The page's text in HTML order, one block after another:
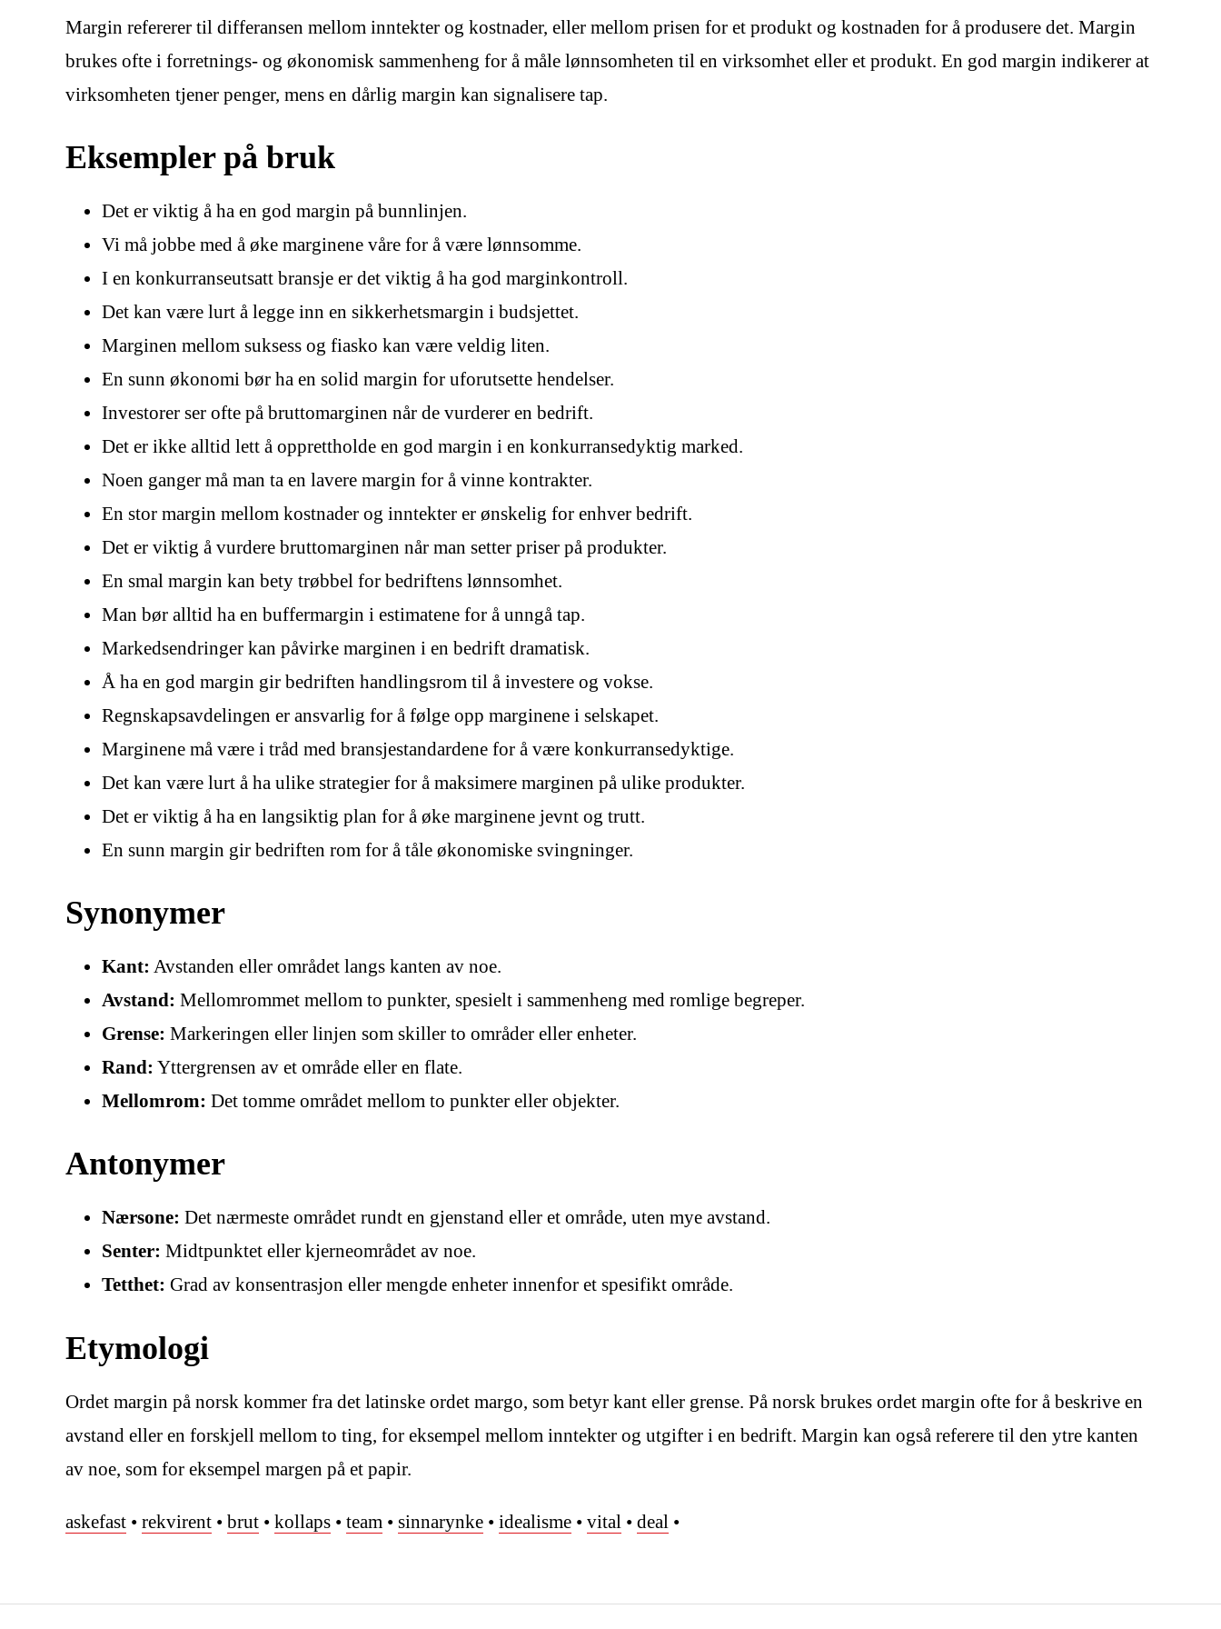
Margin refererer til differansen mellom inntekter og kostnader, eller mellom prisen for et produkt og kostnaden for å produsere det. Margin
brukes ofte i forretnings- og økonomisk sammenheng for å måle lønnsomheten til en virksomhet eller et produkt. En god margin indikerer at
virksomheten tjener penger, mens en dårlig margin kan signalisere tap.
Eksempler på bruk
Det er viktig å ha en god margin på bunnlinjen.
Vi må jobbe med å øke marginene våre for å være lønnsomme.
I en konkurranseutsatt bransje er det viktig å ha god marginkontroll.
Det kan være lurt å legge inn en sikkerhetsmargin i budsjettet.
Marginen mellom suksess og fiasko kan være veldig liten.
En sunn økonomi bør ha en solid margin for uforutsette hendelser.
Investorer ser ofte på bruttomarginen når de vurderer en bedrift.
Det er ikke alltid lett å opprettholde en god margin i en konkurransedyktig marked.
Noen ganger må man ta en lavere margin for å vinne kontrakter.
En stor margin mellom kostnader og inntekter er ønskelig for enhver bedrift.
Det er viktig å vurdere bruttomarginen når man setter priser på produkter.
En smal margin kan bety trøbbel for bedriftens lønnsomhet.
Man bør alltid ha en buffermargin i estimatene for å unngå tap.
Markedsendringer kan påvirke marginen i en bedrift dramatisk.
Å ha en god margin gir bedriften handlingsrom til å investere og vokse.
Regnskapsavdelingen er ansvarlig for å følge opp marginene i selskapet.
Marginene må være i tråd med bransjestandardene for å være konkurransedyktige.
Det kan være lurt å ha ulike strategier for å maksimere marginen på ulike produkter.
Det er viktig å ha en langsiktig plan for å øke marginene jevnt og trutt.
En sunn margin gir bedriften rom for å tåle økonomiske svingninger.
Synonymer
Kant: Avstanden eller området langs kanten av noe.
Avstand: Mellomrommet mellom to punkter, spesielt i sammenheng med romlige begreper.
Grense: Markeringen eller linjen som skiller to områder eller enheter.
Rand: Yttergrensen av et område eller en flate.
Mellomrom: Det tomme området mellom to punkter eller objekter.
Antonymer
Nærsone: Det nærmeste området rundt en gjenstand eller et område, uten mye avstand.
Senter: Midtpunktet eller kjerneområdet av noe.
Tetthet: Grad av konsentrasjon eller mengde enheter innenfor et spesifikt område.
Etymologi
Ordet margin på norsk kommer fra det latinske ordet margo, som betyr kant eller grense. På norsk brukes ordet margin ofte for å beskrive en
avstand eller en forskjell mellom to ting, for eksempel mellom inntekter og utgifter i en bedrift. Margin kan også referere til den ytre kanten
av noe, som for eksempel margen på et papir.
askefast • rekvirent • brut • kollaps • team • sinnarynke • idealisme • vital • deal •